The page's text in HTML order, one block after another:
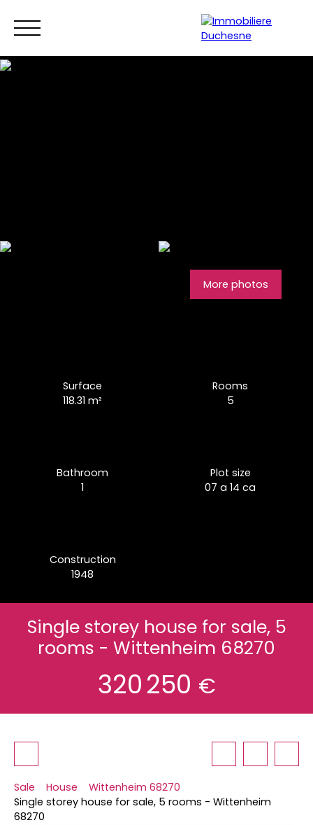
More photos
Surface
118.31m²
Rooms
5
Bathroom
1
Plot size
07 a 14 ca
Construction
1948
Single storey house for sale, 5
rooms - Wittenheim 68270
320 250 €
Sale House
Wittenheim 68270
Single storey house for sale, 5 rooms - Wittenheim
68270